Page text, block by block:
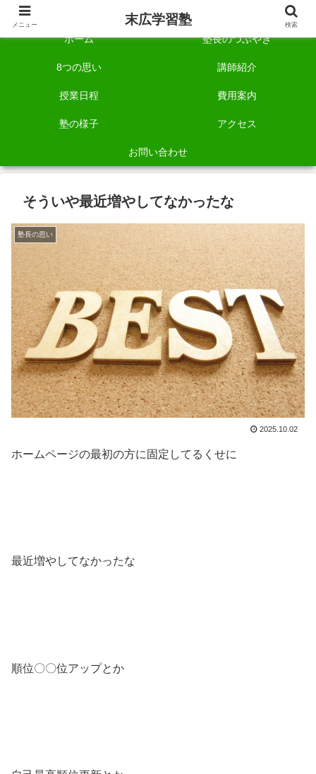
自称「一宮でいちばん塾で勉強させる塾」です。
ホーム 塾長のつぶやき
8つの思い 講師紹介
授業日程 費用案内
塾の様子 アクセス
お問い合わせ
そういや最近増やしてなかったな
塾長の思い
2025.10.02
ホームページの最初の方に固定してるくせに
最近増やしてなかったな
順位〇〇位アップとか
メニュー 末広学習塾 検索